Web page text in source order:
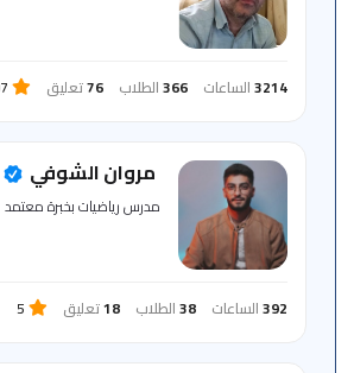
3214الساعات 366الطلاب 76تعليق
مروان الشوفي
مدرس رياضيات بخبرة معتمد
392الساعات 38الطلاب 18تعليق 5